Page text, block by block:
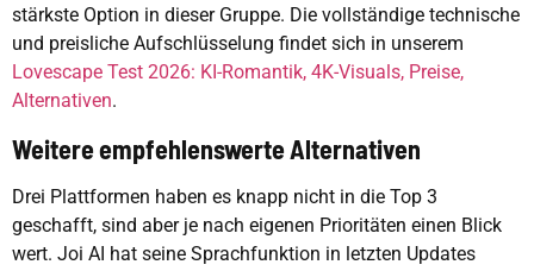
stärkste Option in dieser Gruppe. Die vollständige technische
und preisliche Aufschlüsselung findet sich in unserem
Lovescape Test 2026: KI-Romantik, 4K-Visuals, Preise,
Alternativen.
Weitere empfehlenswerte Alternativen
Drei Plattformen haben es knapp nicht in die Top 3
geschafft, sind aber je nach eigenen Prioritäten einen Blick
wert. Joi AI hat seine Sprachfunktion in letzten Updates